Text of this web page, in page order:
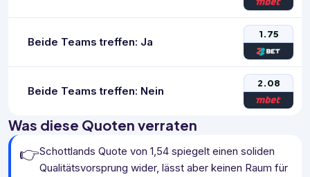
Beide Teams treffen: Ja
1.75
Beide Teams treffen: Nein
2.08
Was diese Quoten verraten
👉Schottlands Quote von 1,54 spiegelt einen soliden
Qualitätsvorsprung wider, lässt aber keinen Raum für